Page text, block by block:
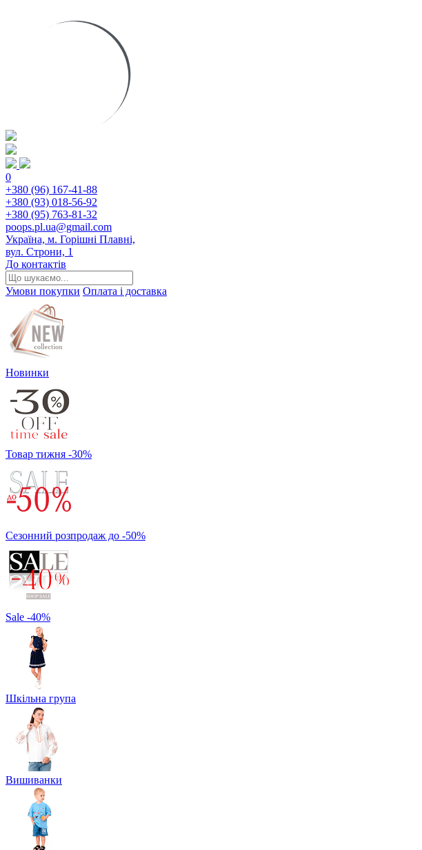
0
+380 (96) 167-41-88
+380 (93) 018-56-92
+380 (95) 763-81-32
poops.pl.ua@gmail.com
Україна, м. Горішні Плавні,
вул. Строни, 1
До контактів
Умови покупки Оплата і доставка
Новинки
Товар тижня -30%
Сезонний розпродаж до -50%
Sale -40%
Шкільна група
Вишиванки